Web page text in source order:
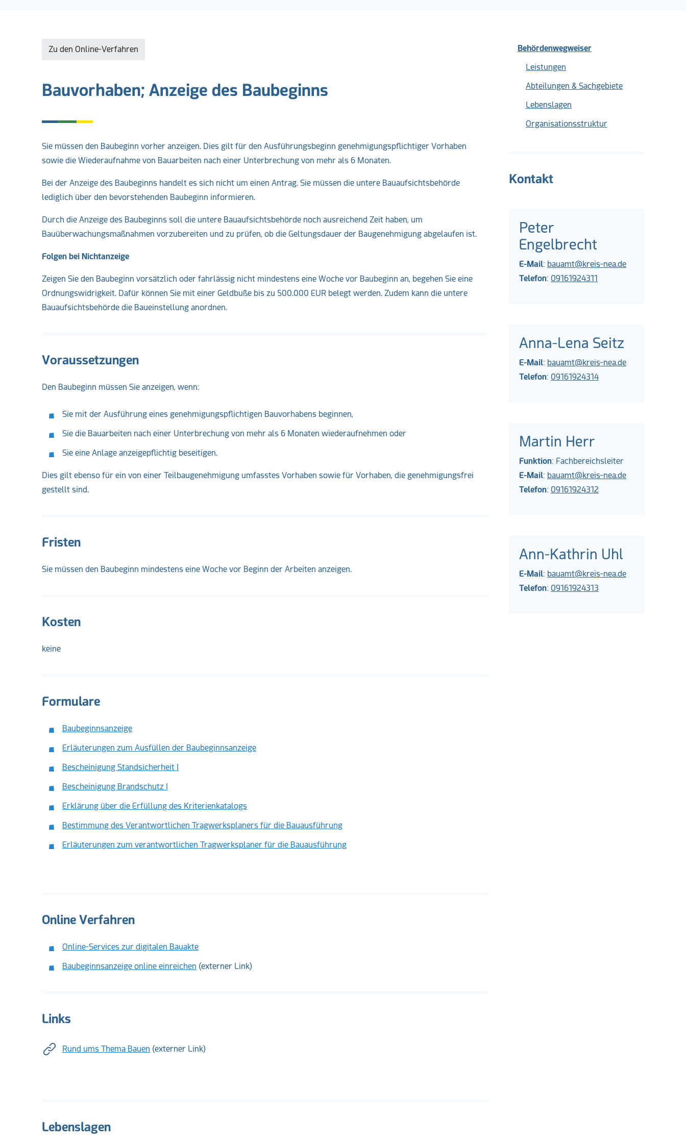
Zu den Online-Verfahren
Bauvorhaben; Anzeige des Baubeginns
Sie müssen den Baubeginn vorher anzeigen. Dies gilt für den Ausführungsbeginn genehmigungspflichtiger Vorhaben
sowie die Wiederaufnahme von Bauarbeiten nach einer Unterbrechung von mehr als 6 Monaten.
Bei der Anzeige des Baubeginns handelt es sich nicht um einen Antrag. Sie müssen die untere Bauaufsichtsbehörde
lediglich über den bevorstehenden Baubeginn informieren.
Durch die Anzeige des Baubeginns soll die untere Bauaufsichtsbehörde noch ausreichend Zeit haben, um
Bauüberwachungsmaßnahmen vorzubereiten und zu prüfen, ob die Geltungsdauer der Baugenehmigung abgelaufen ist.
Folgen bei Nichtanzeige
Zeigen Sie den Baubeginn vorsätzlich oder fahrlässig nicht mindestens eine Woche vor Baubeginn an, begehen Sie eine
Ordnungswidrigkeit. Dafür können Sie mit einer Geldbuße bis zu 500.000 EUR belegt werden. Zudem kann die untere
Bauaufsichtsbehörde die Baueinstellung anordnen.
Voraussetzungen
Den Baubeginn müssen Sie anzeigen, wenn:
Sie mit der Ausführung eines genehmigungspflichtigen Bauvorhabens beginnen,
Sie die Bauarbeiten nach einer Unterbrechung von mehr als 6 Monaten wiederaufnehmen oder
Sie eine Anlage anzeigepflichtig beseitigen.
Dies gilt ebenso für ein von einer Teilbaugenehmigung umfasstes Vorhaben sowie für Vorhaben, die genehmigungsfrei
gestellt sind.
Fristen
Sie müssen den Baubeginn mindestens eine Woche vor Beginn der Arbeiten anzeigen.
Kosten
keine
Formulare
Baubeginnsanzeige
Erläuterungen zum Ausfüllen der Baubeginnsanzeige
Bescheinigung Standsicherheit I
Bescheinigung Brandschutz I
Erklärung über die Erfüllung des Kriterienkatalogs
Bestimmung des Verantwortlichen Tragwerksplaners für die Bauausführung
Erläuterungen zum verantwortlichen Tragwerksplaner für die Bauausführung
Online Verfahren
Online-Services zur digitalen Bauakte
Baubeginnsanzeige online einreichen (externer Link)
Links
Rund ums Thema Bauen (externer Link)
Lebenslagen
Behördenwegweiser
Leistungen
Abteilungen & Sachgebiete
Lebenslagen
Organisationsstruktur
Kontakt
Peter
Engelbrecht
E-Mail: bauamt@kreis-nea.de
Telefon: 09161924311
Anna-Lena Seitz
E-Mail: bauamt@kreis-nea.de
Telefon: 09161924314
Martin Herr
Funktion: Fachbereichsleiter
E-Mail: bauamt@kreis-nea.de
Telefon: 09161924312
Ann-Kathrin Uhl
E-Mail: bauamt@kreis-nea.de
Telefon: 09161924313